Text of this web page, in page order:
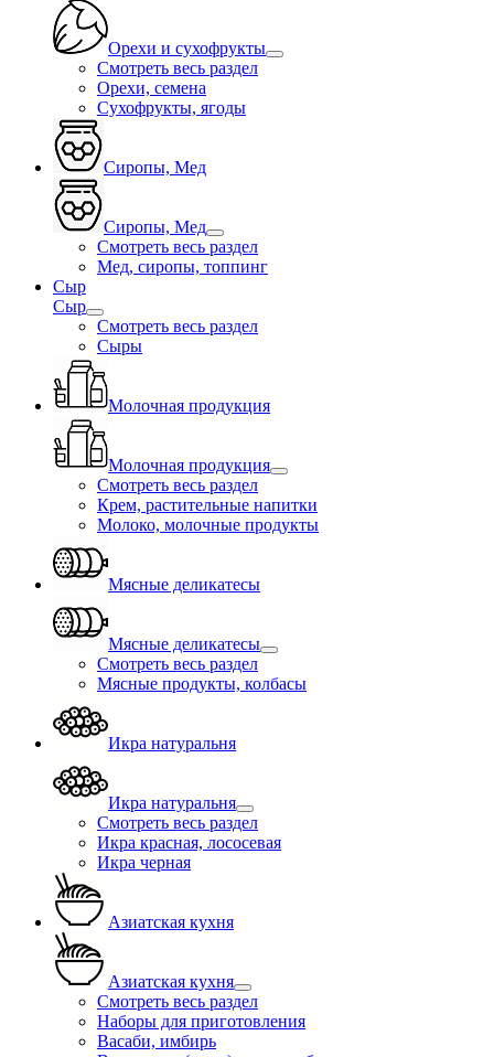
Орехи и сухофрукты
Смотреть весь раздел
Орехи, семена
Сухофрукты, ягоды
Сиропы, Мед
Сиропы, Мед
Смотреть весь раздел
Мед, сиропы, топпинг
Сыр
Сыр
Смотреть весь раздел
Сыры
Молочная продукция
Молочная продукция
Смотреть весь раздел
Крем, растительные напитки
Молоко, молочные продукты
Мясные деликатесы
Мясные деликатесы
Смотреть весь раздел
Мясные продукты, колбасы
Икра натуральня
Икра натуральня
Смотреть весь раздел
Икра красная, лососевая
Икра черная
Азиатская кухня
Азиатская кухня
Смотреть весь раздел
Наборы для приготовления
Васаби, имбирь